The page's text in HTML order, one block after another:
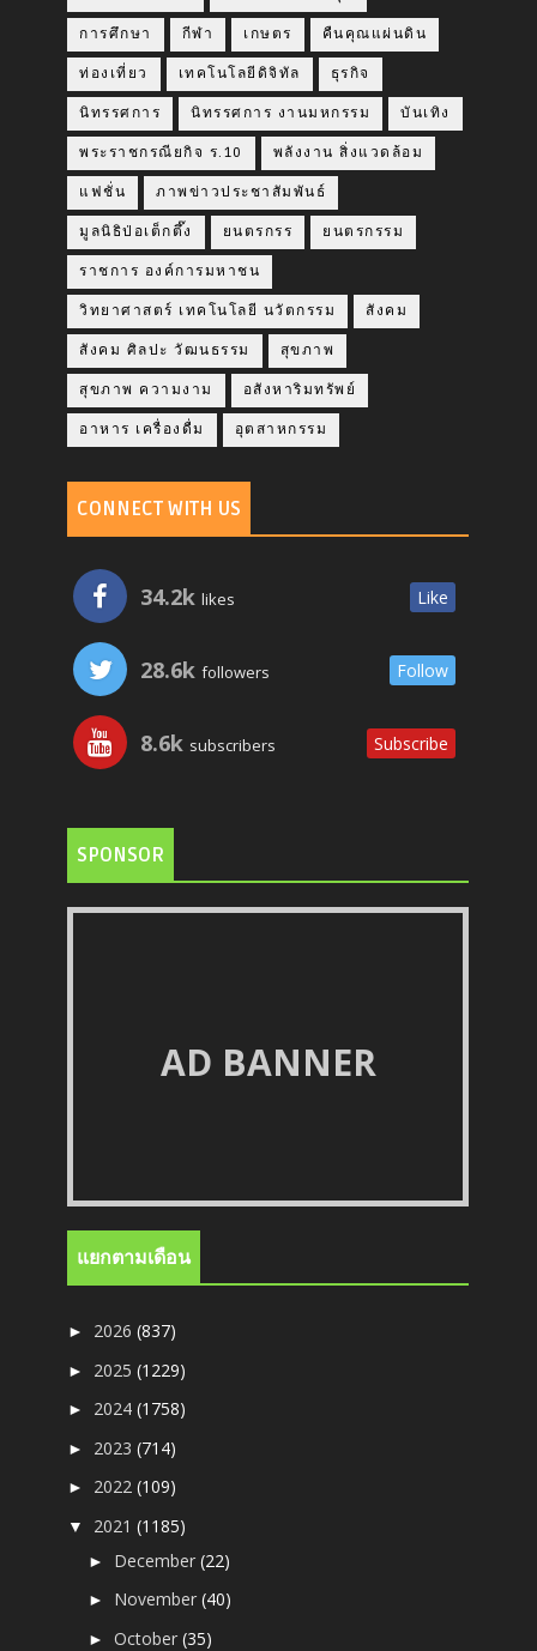
การศึกษา กีฬา เกษตร คืนคุณแผ่นดิน
ท่องเที่ยว เทคโนโลยีดิจิทัล ธุรกิจ
นิทรรศการ นิทรรศการ งานมหกรรม บันเทิง
พระราชกรณียกิจ ร.10 พลังงาน สิ่งแวดล้อม
แฟชั่น ภาพข่าวประชาสัมพันธ์
มูลนิธิป่อเต็กตึ๊ง ยนตรกรร ยนตรกรรม
ราชการ องค์การมหาชน
วิทยาศาสตร์ เทคโนโลยี นวัตกรรม สังคม
สังคม ศิลปะ วัฒนธรรม สุขภาพ
สุขภาพ ความงาม อสังหาริมทรัพย์
อาหาร เครื่องดื่ม อุตสาหกรรม
CONNECT WITH US
34.2k likes Like
28.6k followers Follow
8.6k subscribers Subscribe
SPONSOR
AD BANNER
แยกตามเดือน
► 2026(837)
► 2025(1229)
► 2024(1758)
► 2023(714)
► 2022(109)
▼ 2021(1185)
► December(22)
► November(40)
►October(35)